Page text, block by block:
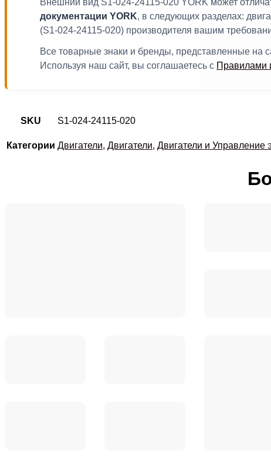
документации YORK, в следующих разделах:
(S1-024-24115-020) производителя вашим
Все товарные знаки и бренды, представленные на
Используя наш сайт, вы соглашаетесь с Правилами
SKU S1-024-24115-020
Категории Двигатели, Двигатели, Двигатели и Управление